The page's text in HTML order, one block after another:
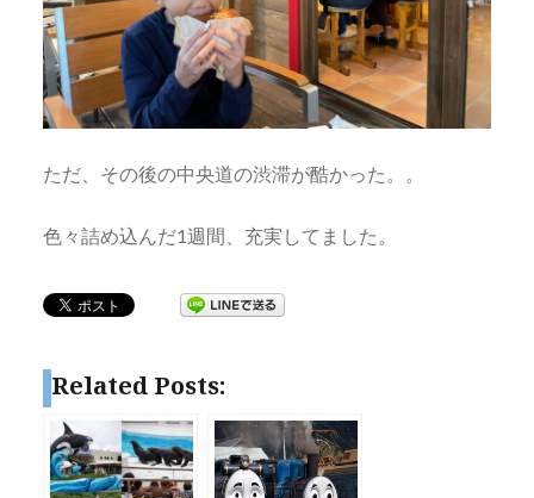
ただ、その後の中央道の渋滞が酷かった。。
色々詰め込んだ1週間、充実してました。
Related Posts: